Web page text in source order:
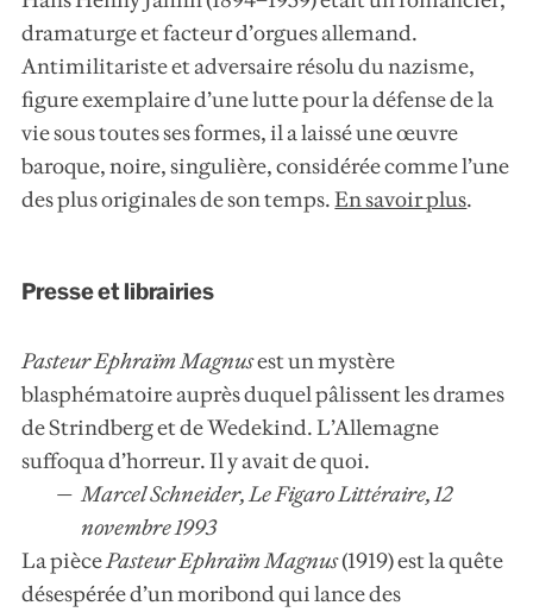
dramaturge et facteur d’orgues allemand.
Antimilitariste et adversaire résolu du nazisme,
figure exemplaire d’une lutte pour la défense de la
vie sous toutes ses formes, il a laissé une œuvre
baroque, noire, singulière, considérée comme l’une
des plus originales de son temps.En savoir plus.
Presse et librairies
Pasteur Ephraïm Magnusest un mystère
blasphématoire auprès duquel pâlissent les drames
de Strindberg et de Wedekind. L’Allemagne
suffoqua d’horreur. Il y avait de quoi.
Marcel Schneider, Le Figaro Littéraire, 12
novembre 1993
La piècePasteur Ephraïm Magnus(1919) est la quête
désespérée d’un moribond qui lance des